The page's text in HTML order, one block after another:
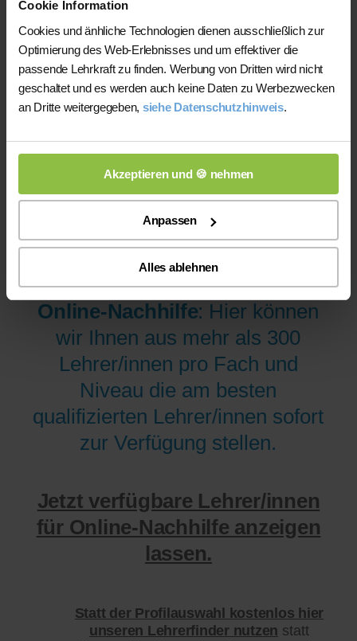
Cookie Information
Cookies und änhliche Technologien dienen ausschließlich zur
Optimierung des Web-Erlebnisses und um effektiver die
passende Lehrkraft zu finden. Werbung von Dritten wird nicht
geschaltet und es werden auch keine Daten zu Werbezwecken
an Dritte weitergegeben, siehe Datenschutzhinweis.
Akzeptieren und 🍪 nehmen
Anpassen
Alles ablehnen
200 bis 300 mal bessere Auswahl haben, wodurch sich für
Sie folgende Vorteile ergeben:
1) Die gefundene Lehrkraft wird wahrscheinlich
qualifizierter und zuverlässiger
Auswahl)
2) Sie sparen die Kosten für Nachhilfe vor Ort
Viele Kunden nutzen unsere
Online-Nachhilfe: Hier können
wir Ihnen aus mehr als 300
Lehrer/innen pro Fach und
Niveau die am besten
qualifizierten Lehrer/innen sofort
zur Verfügung stellen.
Jetzt verfügbare Lehrer/innen
für Online-Nachhilfe anzeigen
lassen.
Statt der Profilauswahl kostenlos hier
unseren Lehrerfinder nutzen statt